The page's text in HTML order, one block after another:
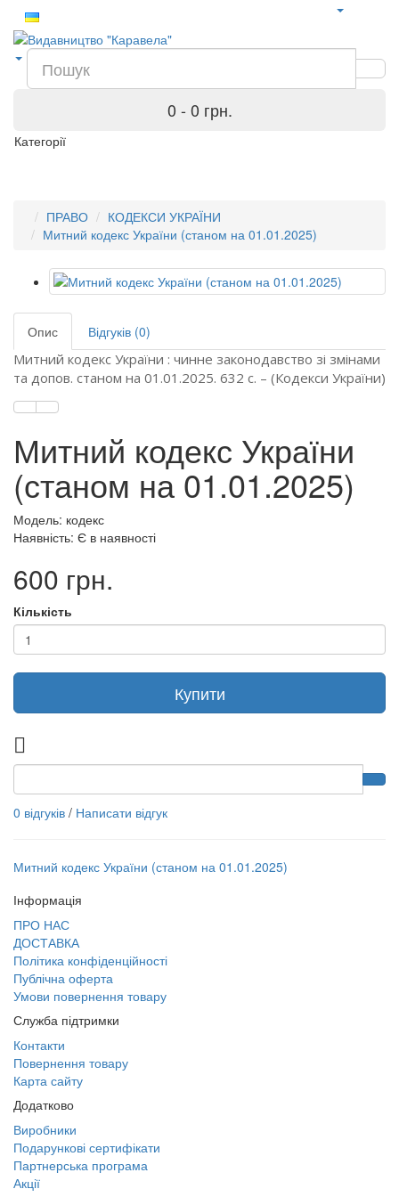
0 - 0 грн.
Категорії
ПРАВО
КОДЕКСИ УКРАЇНИ
Митний кодекс України (станом на 01.01.2025)
Опис
Відгуків (0)
Митний кодекс України : чинне законодавство зі змінами
та допов. станом на 01.01.2025. 632 с. – (Кодекси України)
Митний кодекс України
(станом на 01.01.2025)
Модель: кодекс
Наявність: Є в наявності
600 грн.
Кількість
Купити
0 відгуків / Написати відгук
Митний кодекс України (станом на 01.01.2025)
Інформація
ПРО НАС
ДОСТАВКА
Політика конфіденційності
Публічна оферта
Умови повернення товару
Служба підтримки
Контакти
Повернення товару
Карта сайту
Додатково
Виробники
Подарункові сертифікати
Партнерська програма
Акції